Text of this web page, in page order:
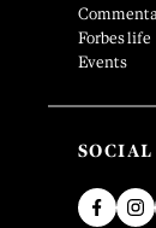
Forbes life
Events